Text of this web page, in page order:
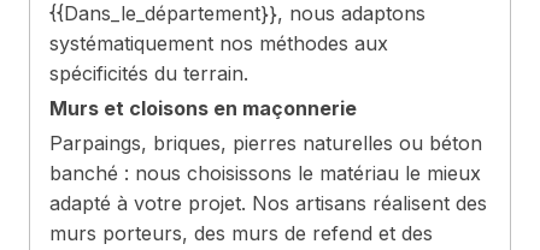
{{Dans_le_département}}, nous adaptons
systématiquement nos méthodes aux
spécificités du terrain.
Murs et cloisons en maçonnerie
Parpaings, briques, pierres naturelles ou béton
banché : nous choisissons le matériau le mieux
adapté à votre projet. Nos artisans réalisent des
murs porteurs, des murs de refend et des